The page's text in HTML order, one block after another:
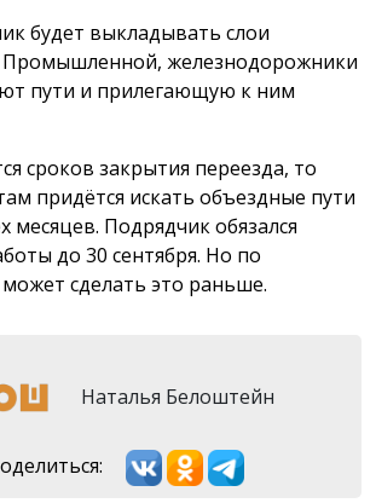
будет выкладывать слои
Промышленной, железнодорожники
пути и прилегающую к ним
сроков закрытия переезда, то
придётся искать объездные пути
месяцев. Подрядчик обязался
до 30 сентября. Но по
сделать это раньше.
Наталья Белоштейн